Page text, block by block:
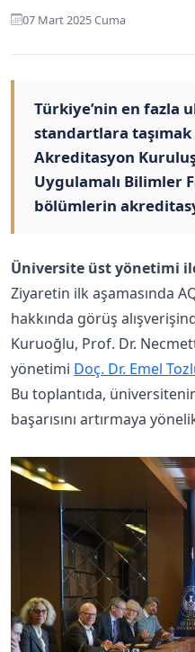
07 Mart 2025 Cuma
Türkiye’nin en fazla
standartlara
Akreditasyon
Uygulamalı Bilimler
bölümlerin
Üniversite üst yönetimi
Ziyaretin ilk aşamasında
hakkında görüş
Kuruoğlu, Prof. Dr.
yönetimi Doç. Dr. Emel
Bu toplantıda,
başarısını artırmaya